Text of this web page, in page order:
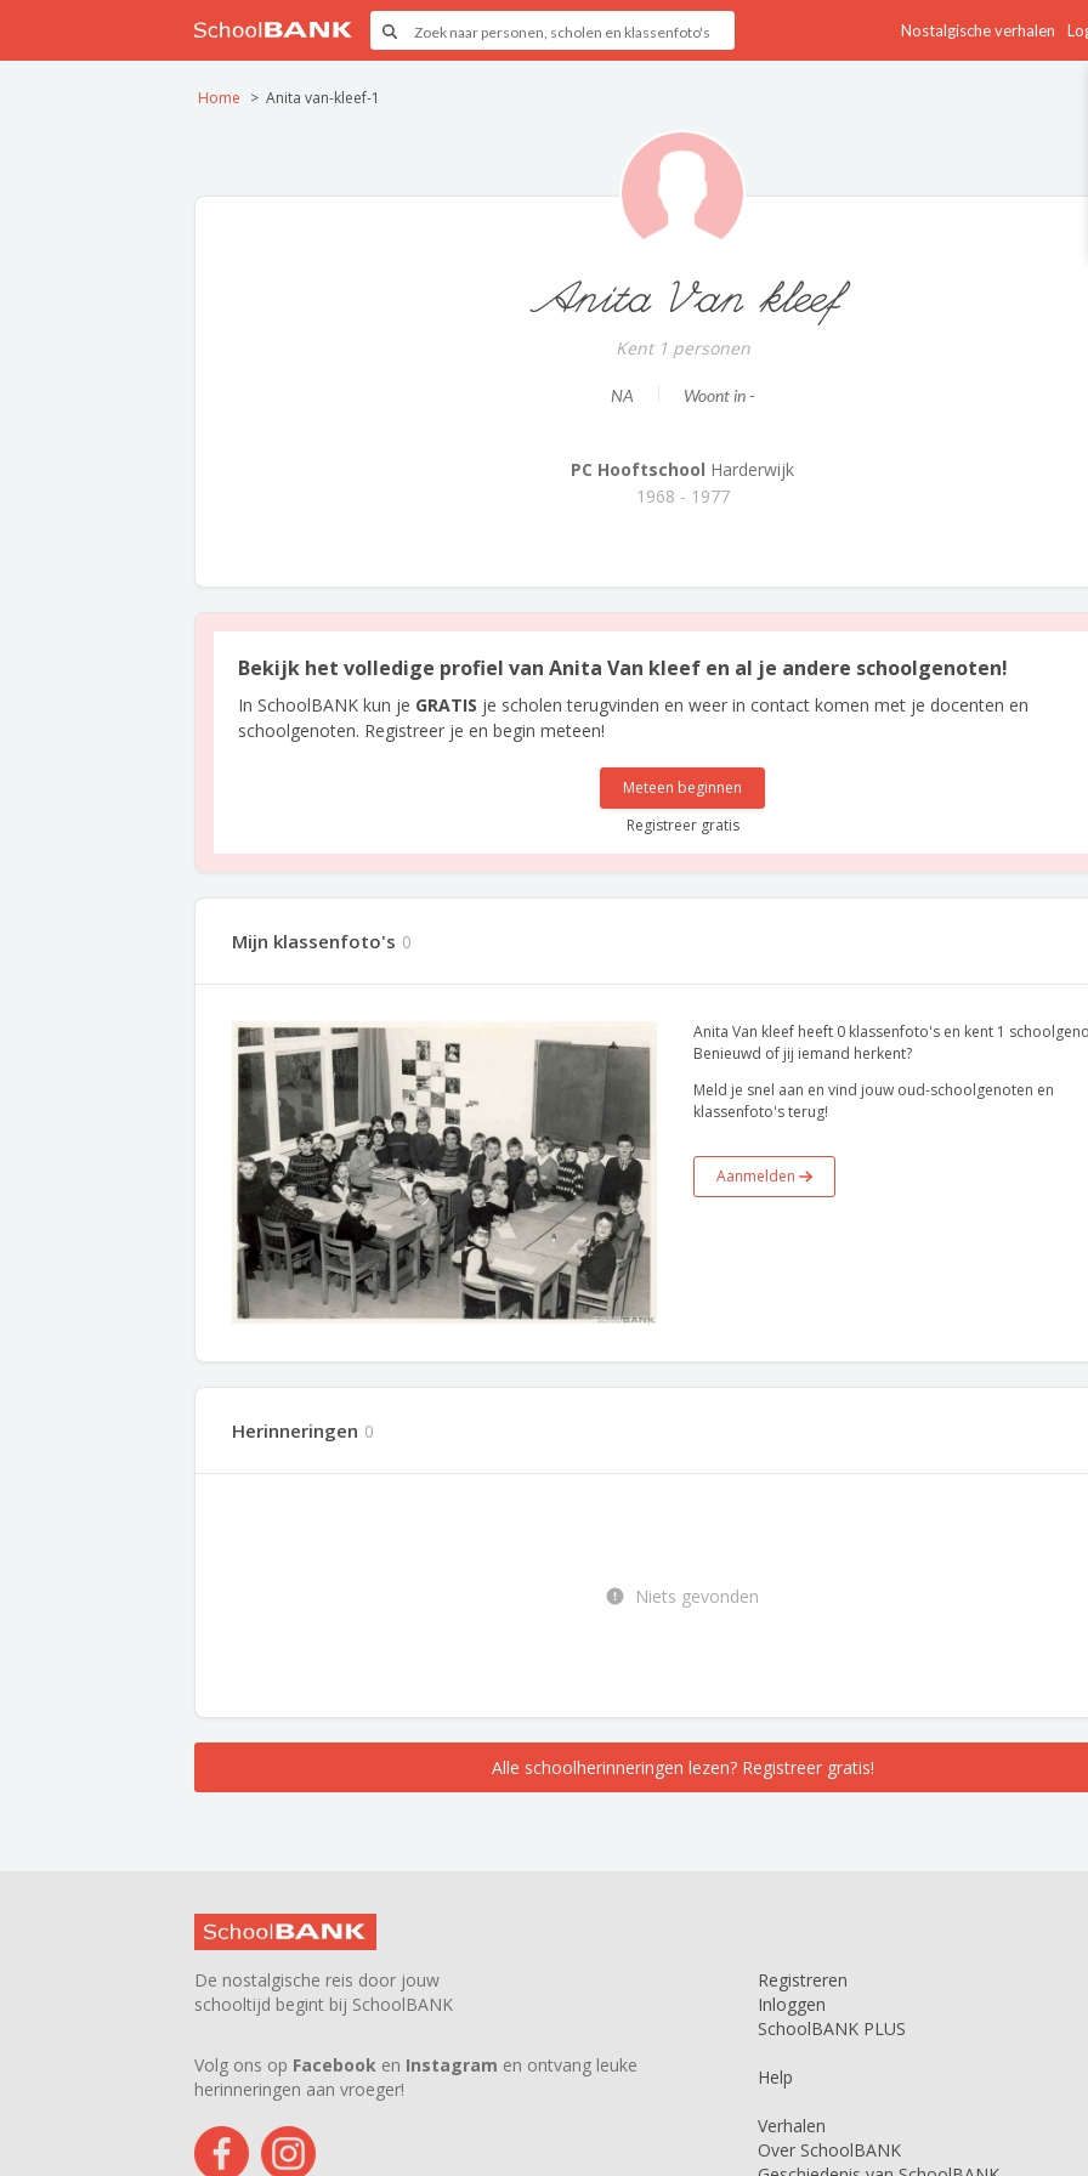
Nostalgische verhalen
Home Anita van-kleef-1
Anita Van kleef
Kent 1 personen
NA Woont in -
PC Hooftschool Harderwijk
1968 - 1977
Bekijk het volledige profiel van Anita Van kleef en al je andere schoolgenoten!
In SchoolBANK kun je GRATIS je scholen terugvinden en weer in contact komen met je docenten en
schoolgenoten. Registreer je en begin meteen!
Meteen beginnen
Registreer gratis
Mijn klassenfoto's 0
Anita Van kleef heeft 0 klassenfoto's en kent 1
Benieuwd of jij iemand herkent?
Meld je snel aan en vind jouw oud-schoolgenoten en
klassenfoto's terug!
Aanmelden
Herinneringen 0
Niets gevonden
Alle schoolherinneringen lezen? Registreer gratis!
De nostalgische reis door jouw
schooltijd begint bij SchoolBANK
Volg ons op Facebook en Instagram en ontvang leuke
herinneringen aan vroeger!
Registreren
Inloggen
SchoolBANK PLUS
Help
Verhalen
Over SchoolBANK